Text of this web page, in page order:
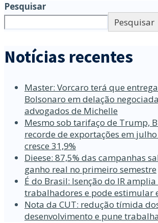
Pesquisar
Pesquisar
Notícias recentes
Master: Vorcaro terá que
Bolsonaro em delação
advogados de Michelle
Mesmo sob tarifaço de Trump,
recorde de exportações em
cresce 31,9%
Dieese: 87,5% das campanhas
ganho real no primeiro semestre
É do Brasil: Isenção do IR
trabalhadores e pode estimular
Nota da CUT: redução tímida
desenvolvimento e pune